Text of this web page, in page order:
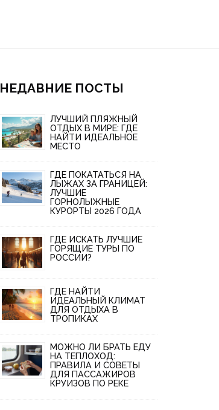
НЕДАВНИЕ ПОСТЫ
ЛУЧШИЙ ПЛЯЖНЫЙ
ОТДЫХ В МИРЕ: ГДЕ
НАЙТИ ИДЕАЛЬНОЕ
МЕСТО
ГДЕ ПОКАТАТЬСЯ НА
ЛЫЖАХ ЗА ГРАНИЦЕЙ:
ЛУЧШИЕ
ГОРНОЛЫЖНЫЕ
КУРОРТЫ 2026 ГОДА
ГДЕ ИСКАТЬ ЛУЧШИЕ
ГОРЯЩИЕ ТУРЫ ПО
РОССИИ?
ГДЕ НАЙТИ
ИДЕАЛЬНЫЙ КЛИМАТ
ДЛЯ ОТДЫХА В
ТРОПИКАХ
МОЖНО ЛИ БРАТЬ ЕДУ
НА ТЕПЛОХОД:
ПРАВИЛА И СОВЕТЫ
ДЛЯ ПАССАЖИРОВ
КРУИЗОВ ПО РЕКЕ